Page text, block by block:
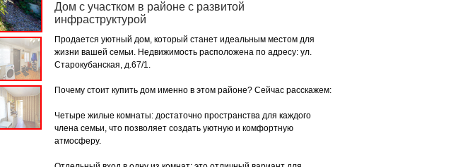
Дом с участком в районе с развитой
инфраструктурой
Продается уютный дом, который станет идеальным местом для
жизни вашей семьи. Недвижимость расположена по адресу: ул.
Старокубанская, д.67/1.
Почему стоит купить дом именно в этом районе? Сейчас расскажем:
Четыре жилые комнаты: достаточно пространства для каждого
члена семьи, что позволяет создать уютную и комфортную
атмосферу.